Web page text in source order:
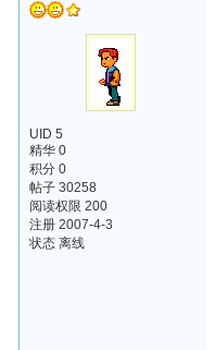
UID 5
精华 0
积分 0
帖子 30258
阅读权限 200
注册 2007-4-3
状态 离线